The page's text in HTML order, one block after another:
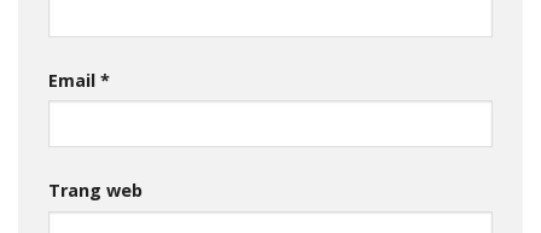
Email *
Trang web